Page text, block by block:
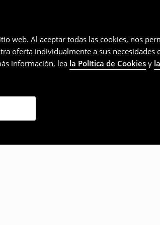
web. Al aceptar todas las cookies, nos
oferta individualmente a sus necesidades
información, lea la Política de Cookies y